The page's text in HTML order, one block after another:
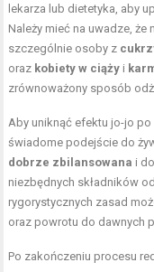
lekarza lub dietetyka, aby
Należy mieć na uwadze, że
szczególnie osoby z
oraz kobiety w ciąży i
zrównoważony sposób
Aby uniknąć efektu jo-jo
świadome podejście do
dobrze zbilansowana i
niezbędnych składników
rygorystycznych zasad
oraz powrotu do dawnych
Po zakończeniu procesu